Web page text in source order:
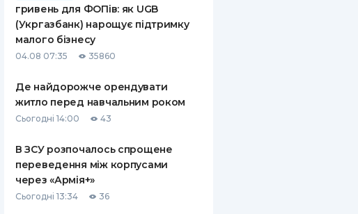
ПУТІВНИКИ ПО
СТРАХУВАННЮ
СТРАХОВІ КОМПАНІЇ
ВІДГУКИ ПРО СТРАХОВІ
ДОСТАВКА І ОПЛАТА
КОНТАКТИ
гривень для ФОПів: як UGB
(Укргазбанк) нарощує підтримку
малого бізнесу
04.08 07:35 35860
Де найдорожче орендувати
житло перед навчальним роком
Сьогодні 14:00 43
В ЗСУ розпочалось спрощене
переведення між корпусами
через «Армія+»
Сьогодні 13:34 36